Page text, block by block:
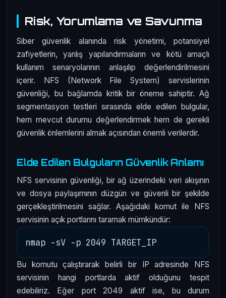
Risk, Yorumlama ve Savunma
Siber güvenlik alanında risk yönetimi, potansiyel
zafiyetlerin, yanlış yapılandırmaların ve kötü amaçlı
kullanım senaryolarının anlaşılıp değerlendirilmesini
içerir. NFS (Network File System) servislerinin
güvenliği, bu bağlamda kritik bir öneme sahiptir. Ağ
segmentasyon testleri sırasında elde edilen bulgular,
hem mevcut durumu değerlendirmek hem de gerekli
güvenlik önlemlerini almak açısından önemli verilerdir.
Elde Edilen Bulguların Güvenlik Anlamı
NFS servisinin güvenliği, bir ağ üzerindeki veri akışının
ve dosya paylaşımının düzgün ve güvenli bir şekilde
gerçekleştirilmesini sağlar. Aşağıdaki komut ile NFS
servisinin açık portlarını taramak mümkündür:
Bu komutu çalıştırarak belirli bir IP adresinde NFS
servisinin hangi portlarda aktif olduğunu tespit
edebiliriz. Eğer port 2049 aktif ise, bu durum